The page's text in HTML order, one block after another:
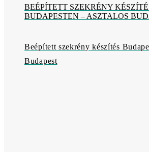
BEÉPÍTETT SZEKRÉNY
BUDAPESTEN – ASZTALOS
Beépített szekrény készítés
Budapest